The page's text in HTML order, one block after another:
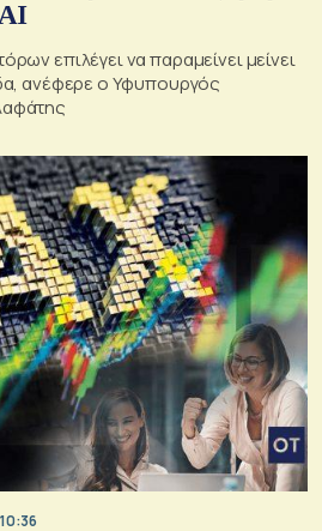
επιλέγει να παραμείνει μείνει
ανέφερε ο Υφυπουργός